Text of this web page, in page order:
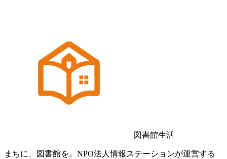
図書館生活
まちに、図書館を。NPO法人情報ステーションが運営する